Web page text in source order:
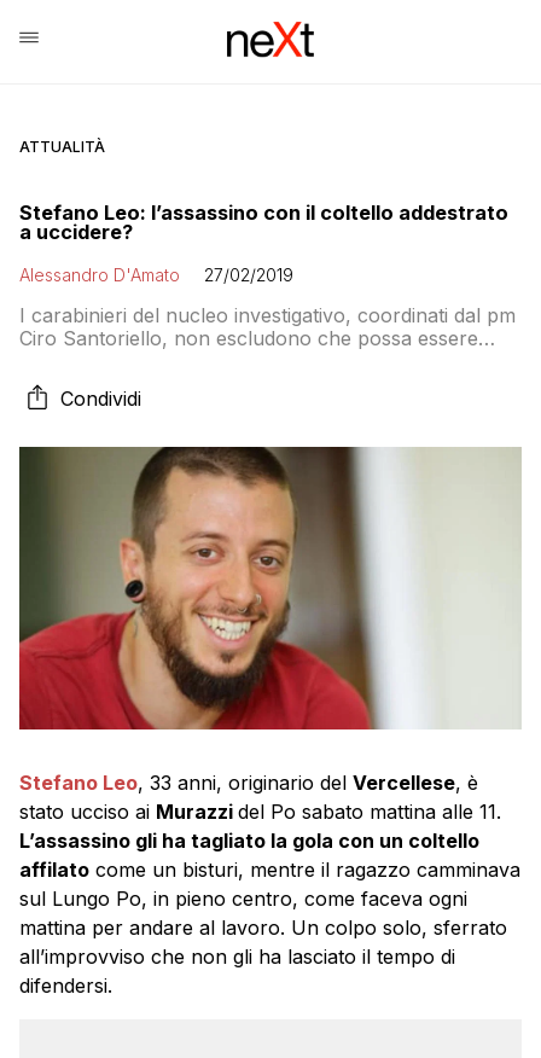
ATTUALITÀ
Stefano Leo: l’assassino con il coltello addestrato
a uccidere?
Alessandro D'Amato 27/02/2019
I carabinieri del nucleo investigativo, coordinati dal pm
Ciro Santoriello, non escludono che possa essere
intermittenza»
Condividi
Stefano Leo, 33 anni, originario del Vercellese, è
stato ucciso ai Murazzi del Po sabato mattina alle 11.
L’assassino gli ha tagliato la gola con un coltello
affilato come un bisturi, mentre il ragazzo camminava
sul Lungo Po, in pieno centro, come faceva ogni
mattina per andare al lavoro. Un colpo solo, sferrato
all’improvviso che non gli ha lasciato il tempo di
difendersi.